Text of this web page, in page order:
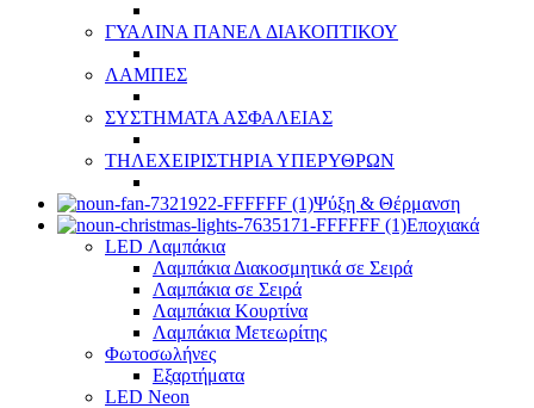
ΓΥΑΛΙΝΑ ΠΑΝΕΛ ΔΙΑΚΟΠΤΙΚΟΥ
ΛΑΜΠΕΣ
ΣΥΣΤΗΜΑΤΑ ΑΣΦΑΛΕΙΑΣ
ΤΗΛΕΧΕΙΡΙΣΤΗΡΙΑ ΥΠΕΡΥΘΡΩΝ
Ψύξη & Θέρμανση
Εποχιακά
LED Λαμπάκια
Λαμπάκια Διακοσμητικά σε Σειρά
Λαμπάκια σε Σειρά
Λαμπάκια Κουρτίνα
Λαμπάκια Μετεωρίτης
Φωτοσωλήνες
Εξαρτήματα
LED Neon